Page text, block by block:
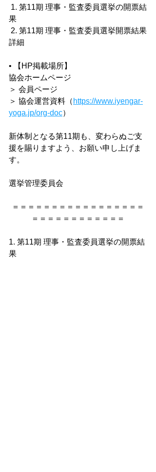
1. 第11期 理事・監査委員選挙の開票結
果
2. 第11期 理事・監査委員選挙開票結果
詳細
• 【HP掲載場所】
協会ホームページ
＞ 会員ページ
＞ 協会運営資料（ https://www.iyengar-
yoga.jp/org-doc）
新体制となる第11期も、変わらぬご支
援を賜りますよう、お願い申し上げま
す。
選挙管理委員会
＝＝＝＝＝＝＝＝＝＝＝＝＝＝＝＝＝
＝＝＝＝＝＝＝＝＝＝＝＝
1. 第11期 理事・監査委員選挙の開票結
果